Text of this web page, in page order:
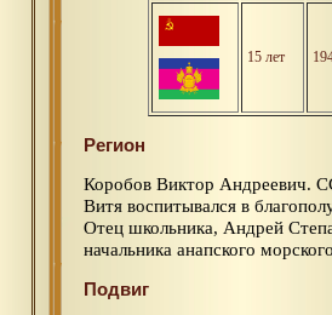
15 лет
Регион
Коробов Виктор Андреевич.
Витя воспитывался в
Отец школьника, Андрей
начальника анапского
Подвиг